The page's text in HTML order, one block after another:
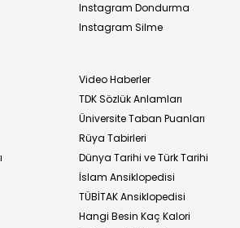
Instagram Dondurma
Instagram Silme
Video Haberler
TDK Sözlük Anlamları
Üniversite Taban Puanları
Rüya Tabirleri
Dünya Tarihi ve Türk Tarihi
İslam Ansiklopedisi
TÜBİTAK Ansiklopedisi
Hangi Besin Kaç Kalori